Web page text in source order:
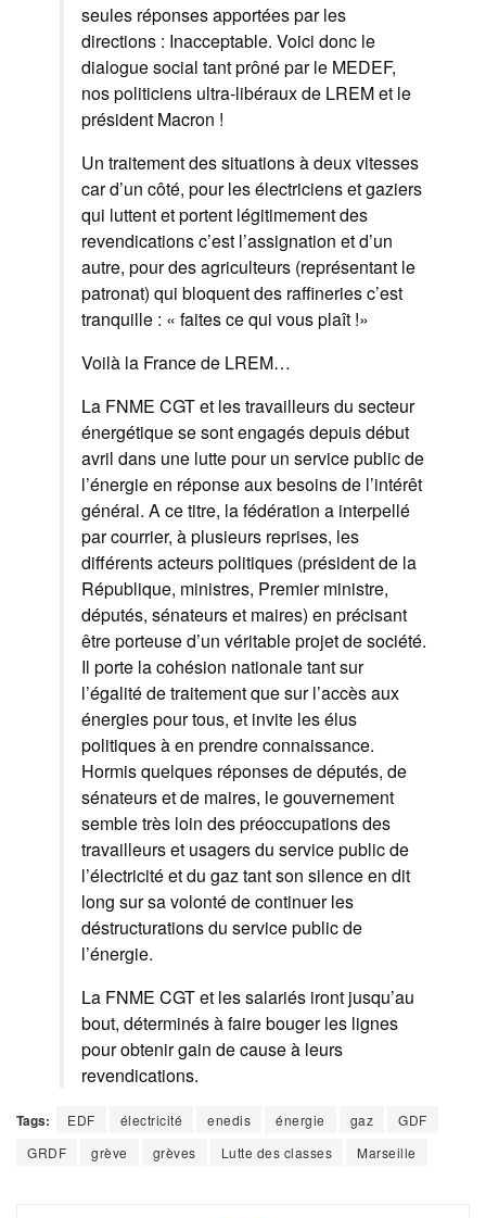
seules réponses apportées par les
directions : Inacceptable. Voici donc le
dialogue social tant prôné par le MEDEF,
nos politiciens ultra-libéraux de LREM et le
président Macron !
Un traitement des situations à deux vitesses
car d’un côté, pour les électriciens et gaziers
qui luttent et portent légitimement des
revendications c’est l’assignation et d’un
autre, pour des agriculteurs (représentant le
patronat) qui bloquent des raffineries c’est
tranquille : « faites ce qui vous plaît !»
Voilà la France de LREM…
La FNME CGT et les travailleurs du secteur
énergétique se sont engagés depuis début
avril dans une lutte pour un service public de
l’énergie en réponse aux besoins de l’intérêt
général. A ce titre, la fédération a interpellé
par courrier, à plusieurs reprises, les
différents acteurs politiques (président de la
République, ministres, Premier ministre,
députés, sénateurs et maires) en précisant
être porteuse d’un véritable projet de société.
Il porte la cohésion nationale tant sur
l’égalité de traitement que sur l’accès aux
énergies pour tous, et invite les élus
politiques à en prendre connaissance.
Hormis quelques réponses de députés, de
sénateurs et de maires, le gouvernement
semble très loin des préoccupations des
travailleurs et usagers du service public de
l’électricité et du gaz tant son silence en dit
long sur sa volonté de continuer les
déstructurations du service public de
l’énergie.
La FNME CGT et les salariés iront jusqu’au
bout, déterminés à faire bouger les lignes
pour obtenir gain de cause à leurs
revendications.
Tags: EDF électricité enedis énergie gaz
GDF
GRDF
grève grèves Lutte des classes Marseille